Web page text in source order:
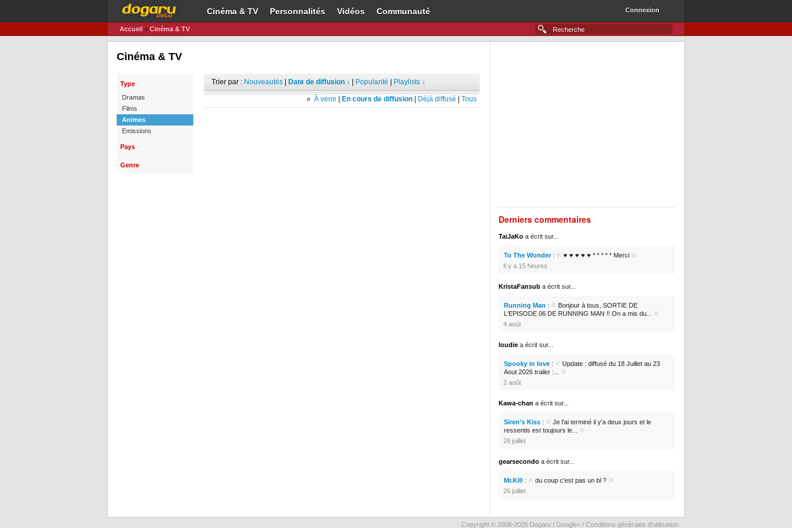
Cinéma & TV Personnalités Vidéos Communauté Connexion
Accueil » Cinéma & TV
Cinéma & TV
Type
Dramas
Films
Animes
Emissions
Pays
Genre
Trier par : Nouveautés Date de diffusion ↓ Popularité Playlists ↓
» À venir En cours de diffusion Déjà diffusé Tous
Derniers commentaires
TaïJaKo a écrit sur...
To The Wonder: « ♥ ♥ ♥ ♥ ♥ * * * * * Merci »
Il y a 15 heures
KristaFansub a écrit sur...
Running Man : « Bonjour à tous, SORTIE DE
L'EPISODE 06 DE RUNNING MAN !! On a mis du... »
4 août
loudie a écrit sur...
Spooky in love : « Update : diffusé du 18 Juillet au 23
Aout 2026 trailer :... »
2 août
Kawa-chan a écrit sur...
Siren’s Kiss : « Je l'ai terminé il y'a deux jours et le
ressentis est toujours le... »
28 juillet
gearsecondo a écrit sur...
Mr.Kill : « du coup c'est pas un bl ? »
26 juillet
Copyright © 2008-2026 Dogaru / Google+ / Conditions générales d'utilisation